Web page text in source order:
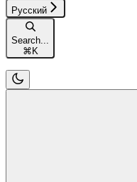
Русский
Search...
⌘K